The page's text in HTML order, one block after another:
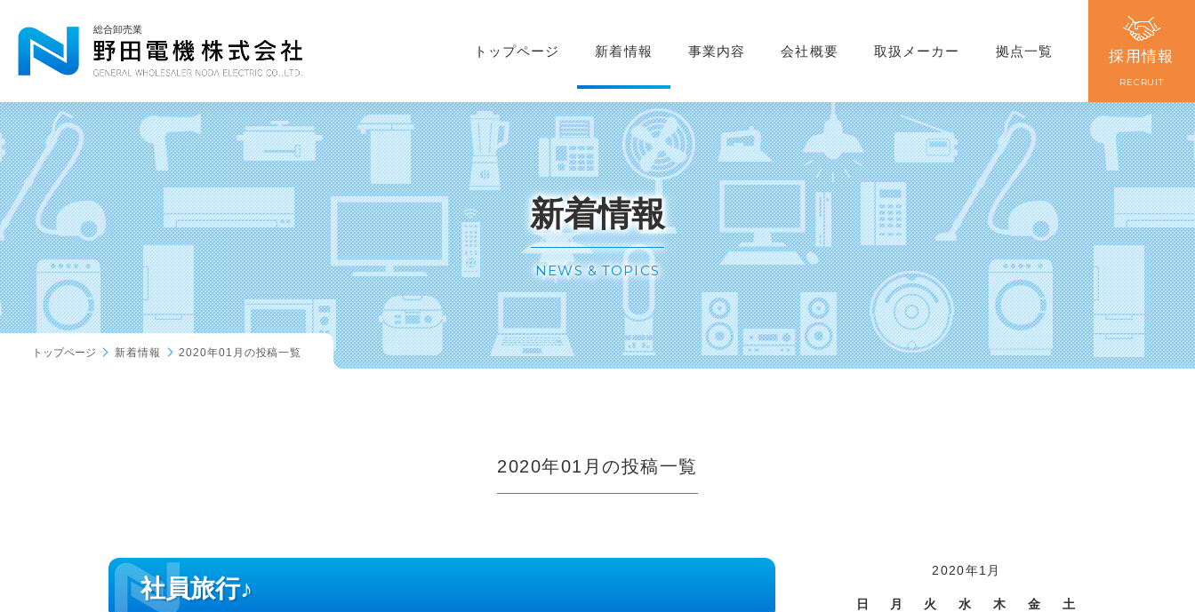
総合卸売業
トップページ 新着情報 事業内容 会社概要 取扱メーカー 拠点一覧 採用情報
RECRUIT
新着情報
NEWS & TOPICS
トップページ 新着情報 2020年01月の投稿一覧
2020年01月の投稿一覧
社員旅行♪
2020年1月
日 月 火 水 木 金 土